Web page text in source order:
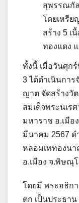
สุพรรณกั
โดยเหรีย
สร้าง 5 เ
ทองแดง
ทั้งนี้ เมื่อวันศุก
3 ได้ดำเนินกา
ญาต จัดสร้างวั
สมเด็จพระนเร
มหาราช อ.เมือ
มีนาคม 2567 ด
หลอมเททองน
อ.เมือง จ.พิษณุ
โดยมี พระอธิก
ตก เป็นประธา